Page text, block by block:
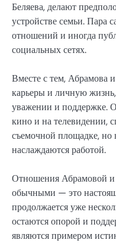
Беляева, делают
устройстве семьи. Пара
отношений и иногда
социальных сетях.
Вместе с тем, Абрамова
карьеры и личную
уважении и поддержке.
кино и на телевидении,
съемочной площадке, но
наслаждаются работой.
Отношения Абрамовой и
обычными — это
продолжается уже
остаются опорой и
являются примером